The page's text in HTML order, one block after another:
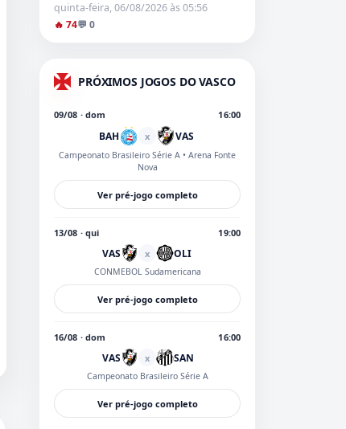
quinta-feira, 06/08/2026 às 05:56
🔥 74💬 0
PRÓXIMOS JOGOS DO VASCO
09/08 · dom 16:00
BAH x VAS
Campeonato Brasileiro Série A • Arena Fonte
Nova
Ver pré-jogo completo
13/08 · qui 19:00
VAS x OLI
CONMEBOL Sudamericana
Ver pré-jogo completo
16/08 · dom 16:00
VAS x SAN
Campeonato Brasileiro Série A
Ver pré-jogo completo